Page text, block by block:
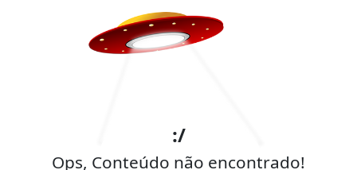
:/
Ops, Conteúdo não encontrado!